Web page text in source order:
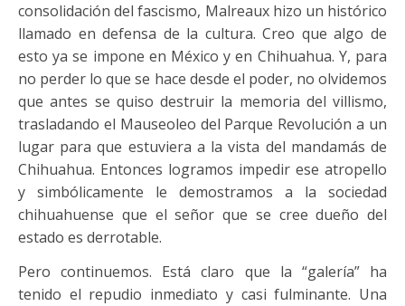
consolidación del fascismo, Malreaux hizo un histórico
llamado en defensa de la cultura. Creo que algo de
esto ya se impone en México y en Chihuahua. Y, para
no perder lo que se hace desde el poder, no olvidemos
que antes se quiso destruir la memoria del villismo,
trasladando el Mauseoleo del Parque Revolución a un
lugar para que estuviera a la vista del mandamás de
Chihuahua. Entonces logramos impedir ese atropello
y simbólicamente le demostramos a la sociedad
chihuahuense que el señor que se cree dueño del
estado es derrotable.
Pero continuemos. Está claro que la “galería” ha
tenido el repudio inmediato y casi fulminante. Una